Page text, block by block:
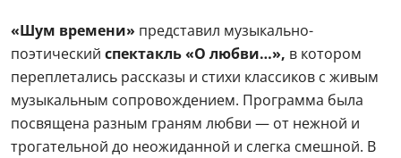
«Шум времени» представил музыкально-
поэтический спектакль «О любви…», в котором
переплетались рассказы и стихи классиков с живым
музыкальным сопровождением. Программа была
посвящена разным граням любви — от нежной и
трогательной до неожиданной и слегка смешной. В